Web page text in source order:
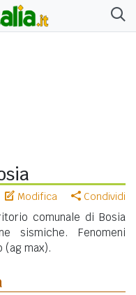
Modifica Condividi
comunale di Bosia
sismiche. Fenomeni
(ag max).